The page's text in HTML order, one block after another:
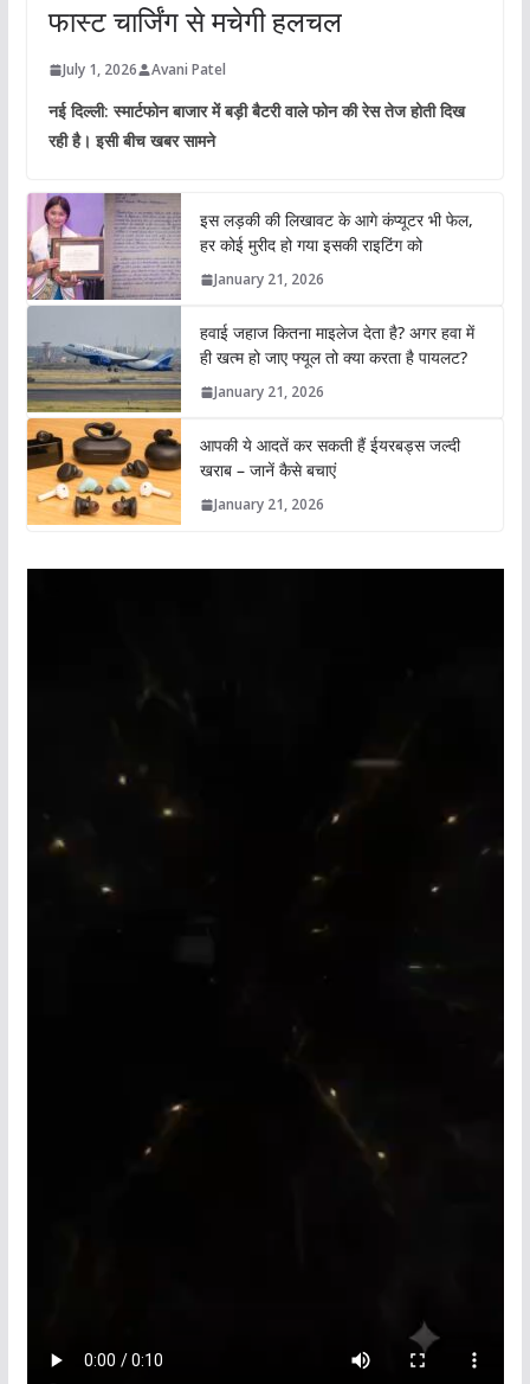
फास्ट चार्जिंग से मचेगी हलचल
July 1, 2026 Avani Patel
नई दिल्ली: स्मार्टफोन बाजार में बड़ी बैटरी वाले फोन की रेस तेज होती दिख
रही है। इसी बीच खबर सामने
इस लड़की की लिखावट के आगे कंप्यूटर भी फेल,
हर कोई मुरीद हो गया इसकी राइटिंग को
January 21, 2026
हवाई जहाज कितना माइलेज देता है? अगर हवा में
ही खत्म हो जाए फ्यूल तो क्या करता है पायलट?
January 21, 2026
आपकी ये आदतें कर सकती हैं ईयरबड्स जल्दी
खराब – जानें कैसे बचाएं
January 21, 2026